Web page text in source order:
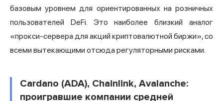
базовым уровнем для ориентированных на розничных
пользователей DeFi. Это наиболее близкий аналог
«прокси-сервера для акций криптовалютной биржи», со
всеми вытекающими отсюда регуляторными рисками.
Cardano (ADA), Chainlink, Avalanche:
проигравшие компании средней